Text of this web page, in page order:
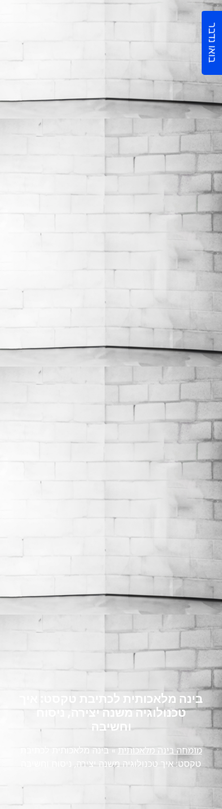
בינה מלאכותית לכתיבת טקסט: איך
טכנולוגיה משנה יצירה, ניסוח
וחשיבה
מומחה בינה מלאכותית»בינה מלאכותית לכתיבת
טקסט: איך טכנולוגיה משנה יצירה, ניסוח וחשיבה
בואו נדבר